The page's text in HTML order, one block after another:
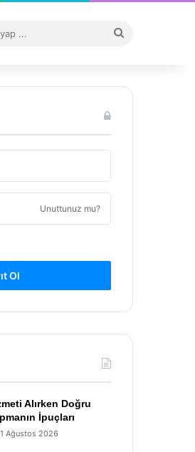
...
Unuttunuz mu?
Ol
Alırken Doğru
İpuçları
1 Ağustos 2026